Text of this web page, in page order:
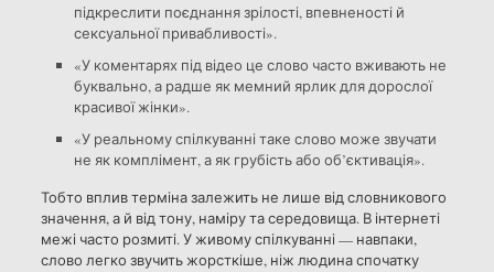
підкреслити поєднання зрілості, впевненості й
сексуальної привабливості».
«У коментарях під відео це слово часто вживають не
буквально, а радше як мемний ярлик для дорослої
красивої жінки».
«У реальному спілкуванні таке слово може звучати
не як комплімент, а як грубість або об’єктивація».
Тобто вплив терміна залежить не лише від словникового
значення, а й від тону, наміру та середовища. В інтернеті
межі часто розмиті. У живому спілкуванні — навпаки,
слово легко звучить жорсткіше, ніж людина спочатку